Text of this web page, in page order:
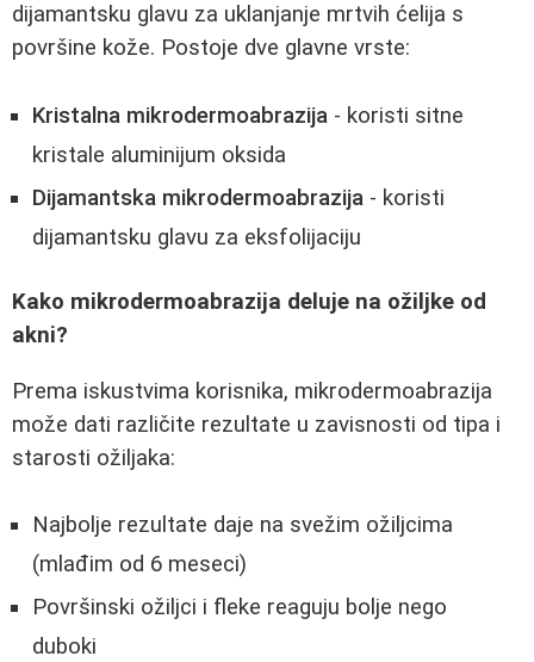
dijamantsku glavu za uklanjanje mrtvih ćelija s
površine kože. Postoje dve glavne vrste:
Kristalna mikrodermoabrazija - koristi sitne
kristale aluminijum oksida
Dijamantska mikrodermoabrazija - koristi
dijamantsku glavu za eksfolijaciju
Kako mikrodermoabrazija deluje na ožiljke od
akni?
Prema iskustvima korisnika, mikrodermoabrazija
može dati različite rezultate u zavisnosti od tipa i
starosti ožiljaka:
Najbolje rezultate daje na svežim ožiljcima
(mlađim od 6 meseci)
Površinski ožiljci i fleke reaguju bolje nego
duboki